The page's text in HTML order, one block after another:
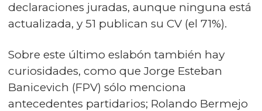
declaraciones juradas, aunque ninguna está
actualizada, y 51 publican su CV (el 71%).
Sobre este último eslabón también hay
curiosidades, como que Jorge Esteban
Banicevich (FPV) sólo menciona
antecedentes partidarios; Rolando Bermejo